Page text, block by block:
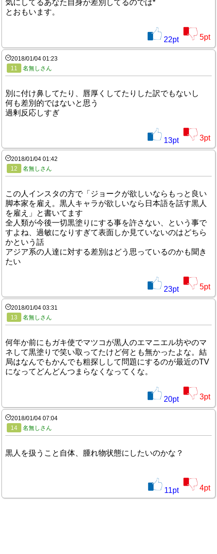
気にしてるあなた自身が差別してるのでは*
とおもいます。
22pt 5pt
2018/01/04 01:23
11
名無しさん
別に付け鼻してたり、唇厚くしてたりした訳でもないし
何も差別的ではないと思う
過剰反応しすぎ
13pt 3pt
2018/01/04 01:42
12
名無しさん
この人インスタの方で「ジョークが欲しいならもっと良い
脚本家を雇え。黒人キャラが欲しいなら日本語を話す黒人
を雇え」と書いてます
全人類が今後一切黒塗りにする事を許さない、という事で
すよね、過敏になりすぎて表面しか見ていないのはどちら
かという話
アジア系の人達に対する差別はどう思っているのかも聞き
たい
23pt 5pt
2018/01/04 03:31
13
名無しさん
何年か前にもガキ使でマツコが黒人のエマニエル坊やのマ
ネして黒塗りで笑い取ってたけど何とも無かったよな。結
局はなんでもかんでも粗探しして問題にするのが最近のTV
になってどんどんつまらなくなってくな。
20pt 3pt
2018/01/04 07:04
14
名無しさん
黒人を扱うこと自体、腫れ物状態にしたいのかな？
11pt 4pt